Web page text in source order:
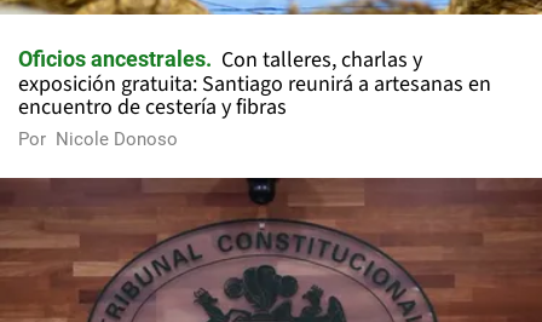
Oficios ancestrales
Con talleres, charlas y
exposición gratuita: Santiago reunirá a artesanas en
encuentro de cestería y fibras
Por Nicole Donoso